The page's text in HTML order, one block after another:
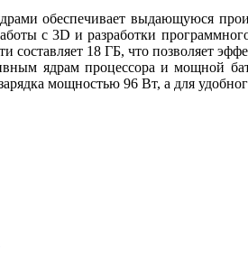
обеспечивает выдающуюся
с 3D и разработки
составляет 18 ГБ, что позволяет
ядрам процессора и мощной
мощностью 96 Вт, а для